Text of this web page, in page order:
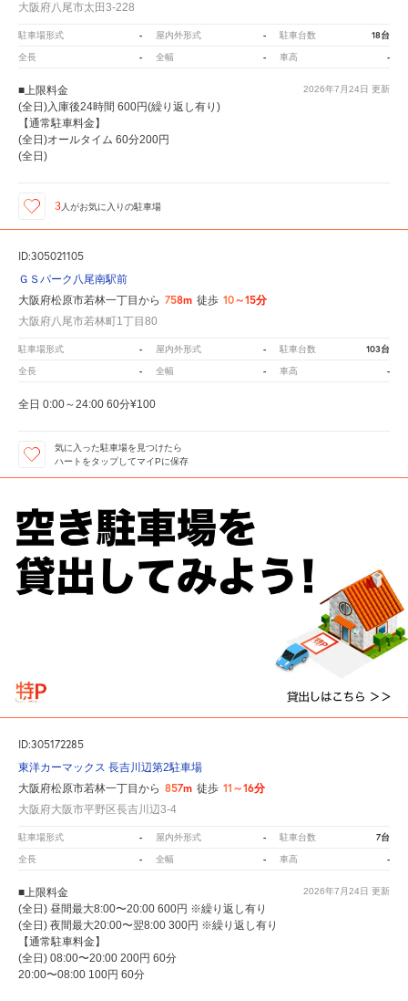
大阪府八尾市太田3-228
駐車場形式 - 屋内外形式 - 駐車台数 18台
全長 - 全幅 - 車高 -
2026年7月24日 更新
■上限料金
(全日)入庫後24時間 600円(繰り返し有り)
【通常駐車料金】
(全日)オールタイム 60分200円
(全日)
3 人がお気に入りの駐車場
ID:305021105
ＧＳパーク八尾南駅前
大阪府松原市若林一丁目から 758m 徒歩 10～15分
大阪府八尾市若林町1丁目80
駐車場形式 - 屋内外形式 - 駐車台数 103台
全長 - 全幅 - 車高 -
全日 0:00～24:00 60分¥100
気に入った駐車場を見つけたら
ハートをタップしてマイPに保存
ID:305172285
東洋カーマックス 長吉川辺第2駐車場
大阪府松原市若林一丁目から 857m 徒歩 11～16分
大阪府大阪市平野区長吉川辺3-4
駐車場形式 - 屋内外形式 - 駐車台数 7台
全長 - 全幅 - 車高 -
2026年7月24日 更新
■上限料金
(全日) 昼間最大8:00〜20:00 600円 ※繰り返し有り
(全日) 夜間最大20:00〜翌8:00 300円 ※繰り返し有り
【通常駐車料金】
(全日) 08:00〜20:00 200円 60分
20:00〜08:00 100円 60分